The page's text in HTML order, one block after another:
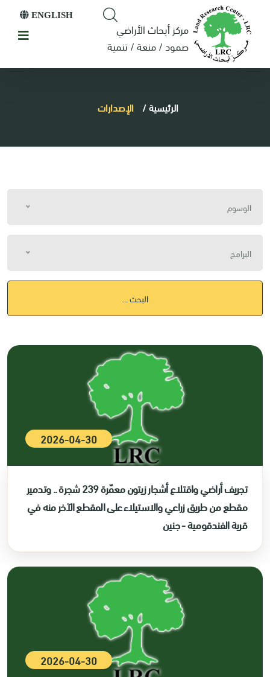
مركز أبحاث الأراضي
صمود / منعة / تنمية
ENGLISH
الرئيسية/ الإصدارات
الوسوم
البرامج
البحث ...
2026-04-30
تجريف أراضي واقتلاع أشجار زيتون معمّرة 239 شجرة .. وتدمير
مقطع من طريق زراعي والاستيلاء على المقطع الآخر منه في
قرية الفندقومية - جنين
2026-04-30